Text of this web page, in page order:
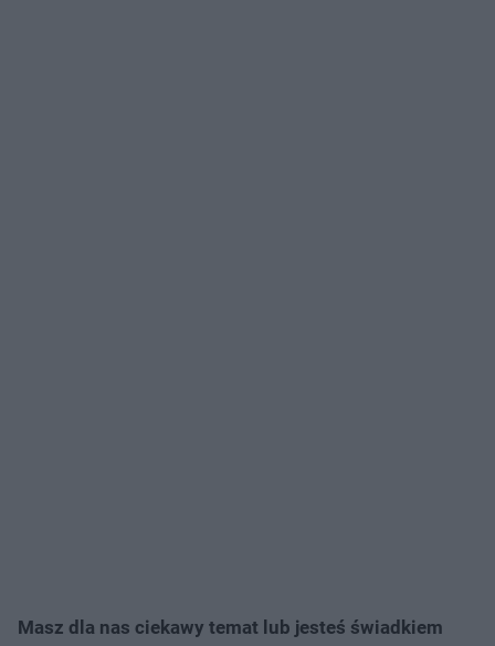
Masz dla nas ciekawy temat lub jesteś świadkiem